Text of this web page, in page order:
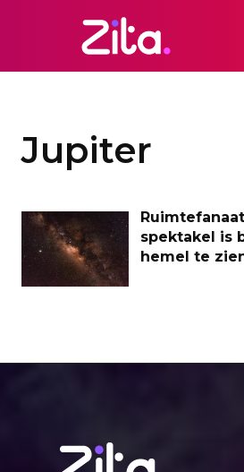
Jupiter
spektakel is
hemel te